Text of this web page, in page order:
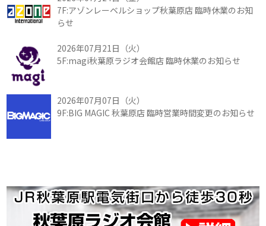
7F:アゾンレーベルショップ秋葉原店 臨時休業のお知
らせ
2026年07月21日（火）
5F:magi秋葉原ラジオ会館店 臨時休業のお知らせ
2026年07月07日（火）
9F:BIG MAGIC 秋葉原店 臨時営業時間変更のお知らせ